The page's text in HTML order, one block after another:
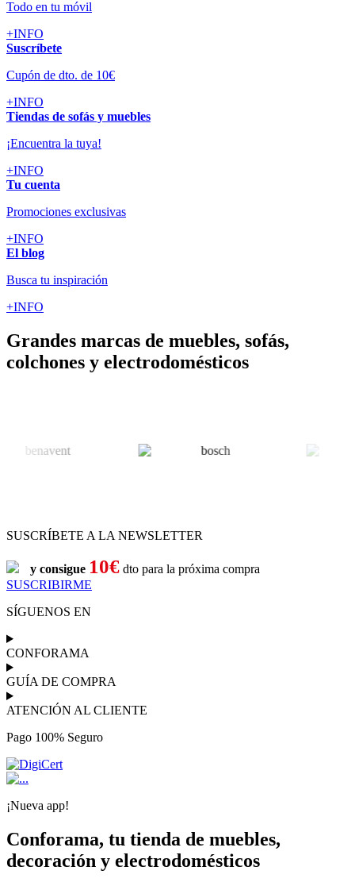
Todo en tu móvil
+INFO
Suscríbete
Cupón de dto. de 10€
+INFO
Tiendas de sofás y muebles
¡Encuentra la tuya!
+INFO
Tu cuenta
Promociones exclusivas
+INFO
El blog
Busca tu inspiración
+INFO
Grandes marcas de muebles, sofás,
colchones y electrodomésticos
SUSCRÍBETE A LA NEWSLETTER
y consigue 10€ dto para la próxima compra
SUSCRIBIRME
SÍGUENOS EN
CONFORAMA
GUÍA DE COMPRA
ATENCIÓN AL CLIENTE
Pago 100% Seguro
¡Nueva app!
Conforama, tu tienda de muebles,
decoración y electrodomésticos